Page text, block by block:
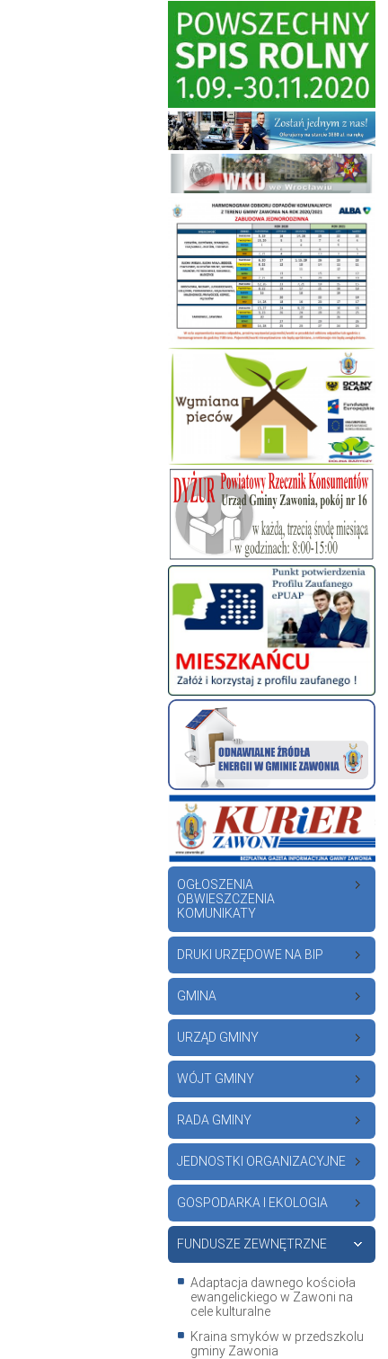
OGŁOSZENIA
OBWIESZCZENIA
KOMUNIKATY
DRUKI URZĘDOWE NA BIP
GMINA
URZĄD GMINY
WÓJT GMINY
RADA GMINY
JEDNOSTKI ORGANIZACYJNE
GOSPODARKA I EKOLOGIA
FUNDUSZE ZEWNĘTRZNE
Adaptacja dawnego kościoła
ewangelickiego w Zawoni na
cele kulturalne
Kraina smyków w przedszkolu
gminy Zawonia